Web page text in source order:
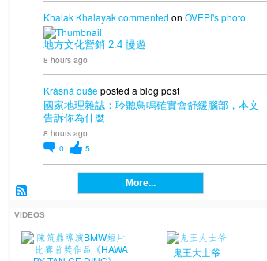
Khalak Khalayakcommented on OVEPI'sphoto
地方文化營銷 2.4 慢遊
8 hours ago
Krásná dušeposted a blog post
國家地理雜誌：聆聽鳥鳴確實會舒緩腦部，本文
告訴你為什麼
8 hours ago
0
5
More...
VIDEOS
鬼王大士爷